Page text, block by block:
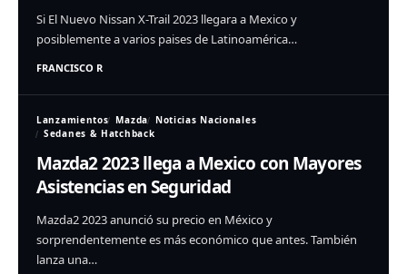
Si El Nuevo Nissan X-Trail 2023 llegara a Mexico y
posiblemente a varios paises de Latinoamérica…
FRANCISCO R
Lanzamientos Mazda
Noticias Nacionales
Sedanes & Hatchback
Mazda2 2023 llega a Mexico con Mayores
Asistencias en Seguridad
Mazda2 2023 anunció su precio en México y
sorprendentemente es más económico que antes. También
lanza una…